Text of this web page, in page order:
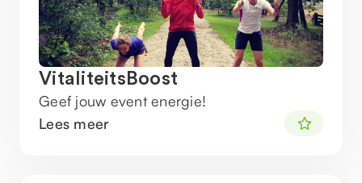
VitaliteitsBoost
Geef jouw event energie!
Lees meer